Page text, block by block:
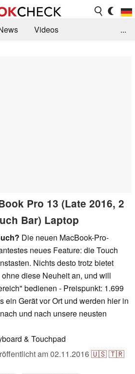
Videos
...
Pro 13 (Late 2016, 2
Bar) Laptop
Die neuen MacBook-Pro-
neues Feature: die Touch
Nichts desto trotz bietet
diese Neuheit an, und will
bedienen - Preispunkt: 1.699
ein Gerät vor Ort und werden hier in
und nach unsere neusten
& Touchpad
am02.11.2016🇺🇸🇹🇷